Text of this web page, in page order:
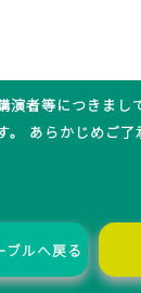
演者等につきまし
。 あらかじめご了
ブルへ戻る